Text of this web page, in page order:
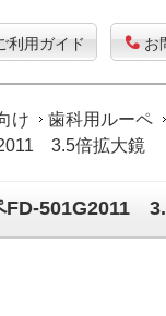
利用ガイド お
け 歯科用ルーペ
3.5倍拡大鏡
FD-501G2011